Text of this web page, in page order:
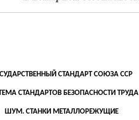
СТАНДАРТ СОЮЗА ССР
СТАНДАРТОВ БЕЗОПАСНОСТИ ТРУДА
ШУМ. СТАНКИ МЕТАЛЛОРЕЖУЩИЕ